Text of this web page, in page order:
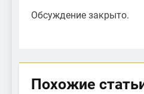
Обсуждение закрыто.
Похожие